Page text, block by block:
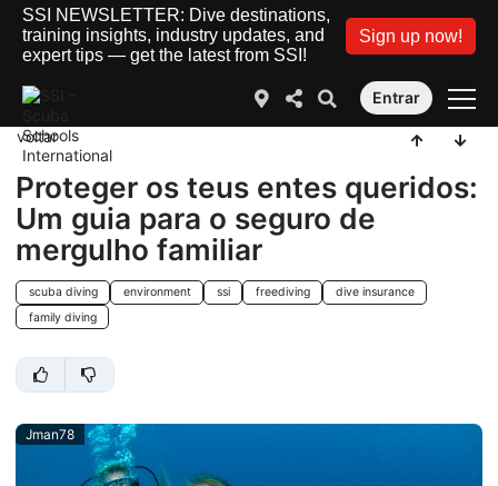
SSI NEWSLETTER: Dive destinations,
training insights, industry updates, and
expert tips — get the latest from SSI!
Sign up now!
Entrar
voltar
Proteger os teus entes queridos:
Um guia para o seguro de
mergulho familiar
scuba diving environment ssi freediving
dive insurance
family diving
Jman78